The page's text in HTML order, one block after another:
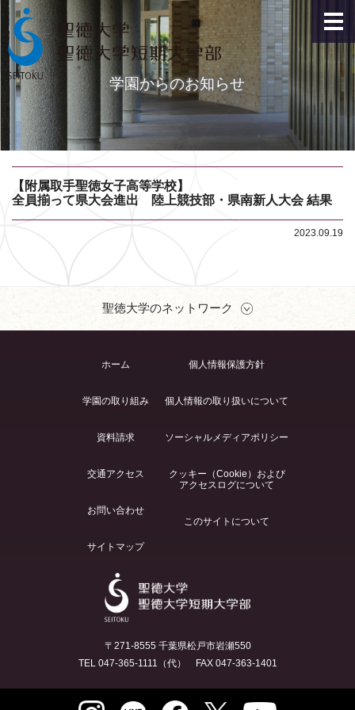
学園からのお知らせ
【附属取手聖徳女子高等学校】
全員揃って県大会進出 陸上競技部・県南新人大会 結果
2023.09.19
聖徳大学のネットワーク
ホーム
学園の取り組み
資料請求
交通アクセス
お問い合わせ
サイトマップ
個人情報保護方針
個人情報の取り扱いについて
ソーシャルメディアポリシー
クッキー（Cookie）および
アクセスログについて
このサイトについて
〒271-8555 千葉県松戸市岩瀬550
TEL 047-365-1111（代） FAX 047-363-1401